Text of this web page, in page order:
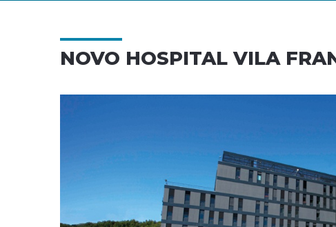
NOVO HOSPITAL VILA